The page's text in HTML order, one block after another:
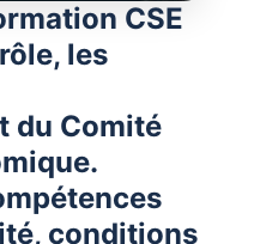
CSE
les
du Comité
conditions